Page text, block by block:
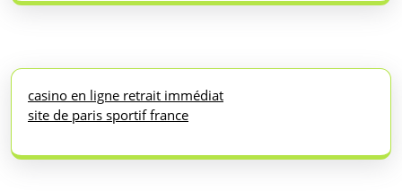
casino en ligne retrait immédiat
site de paris sportif france